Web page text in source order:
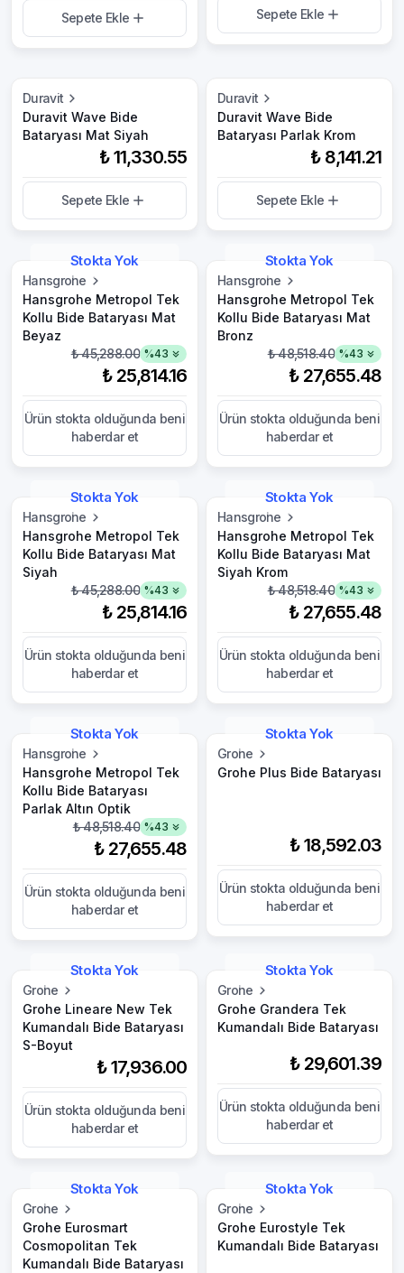
Sepete Ekle Sepete Ekle
Duravit
Duravit Wave Bide
Bataryası Mat Siyah
₺ 11,330.55
Sepete Ekle
Duravit
Duravit Wave Bide
Bataryası Parlak Krom
₺ 8,141.21
Sepete Ekle
Stokta Yok
Hansgrohe
Hansgrohe Metropol Tek
Kollu Bide Bataryası Mat
Beyaz
₺ 45,288.00 %43
₺ 25,814.16
Ürün stokta olduğunda beni
haberdar et
Stokta Yok
Hansgrohe
Hansgrohe Metropol Tek
Kollu Bide Bataryası Mat
Bronz
₺ 48,518.40 %43
₺ 27,655.48
Ürün stokta olduğunda beni
haberdar et
Stokta Yok
Hansgrohe
Hansgrohe Metropol Tek
Kollu Bide Bataryası Mat
Siyah
₺ 45,288.00 %43
₺ 25,814.16
Ürün stokta olduğunda beni
haberdar et
Stokta Yok
Hansgrohe
Hansgrohe Metropol Tek
Kollu Bide Bataryası Mat
Siyah Krom
₺ 48,518.40 %43
₺ 27,655.48
Ürün stokta olduğunda beni
haberdar et
Stokta Yok
Hansgrohe
Hansgrohe Metropol Tek
Kollu Bide Bataryası
Parlak Altın Optik
₺ 48,518.40 %43
₺ 27,655.48
Ürün stokta olduğunda beni
haberdar et
Stokta Yok
Grohe
Grohe Plus Bide Bataryası
₺ 18,592.03
Ürün stokta olduğunda beni
haberdar et
Stokta Yok
Grohe
Grohe Lineare New Tek
Kumandalı Bide Bataryası
S-Boyut
₺ 17,936.00
Ürün stokta olduğunda beni
haberdar et
Stokta Yok
Grohe
Grohe Grandera Tek
Kumandalı Bide Bataryası
₺ 29,601.39
Ürün stokta olduğunda beni
haberdar et
Stokta Yok
Grohe
Grohe Eurosmart
Cosmopolitan Tek
Kumandalı Bide Bataryası
Stokta Yok
Grohe
Grohe Eurostyle Tek
Kumandalı Bide Bataryası